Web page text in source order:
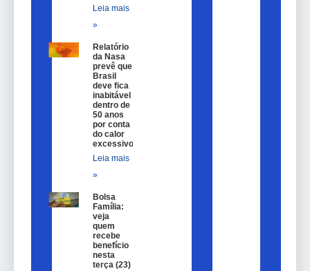
Leia mais
»
Relatório
da Nasa
prevê que
Brasil
deve fica
inabitável
dentro de
50 anos
por conta
do calor
excessivo
Leia mais
»
Bolsa
Família:
veja
quem
recebe
benefício
nesta
terça (23)